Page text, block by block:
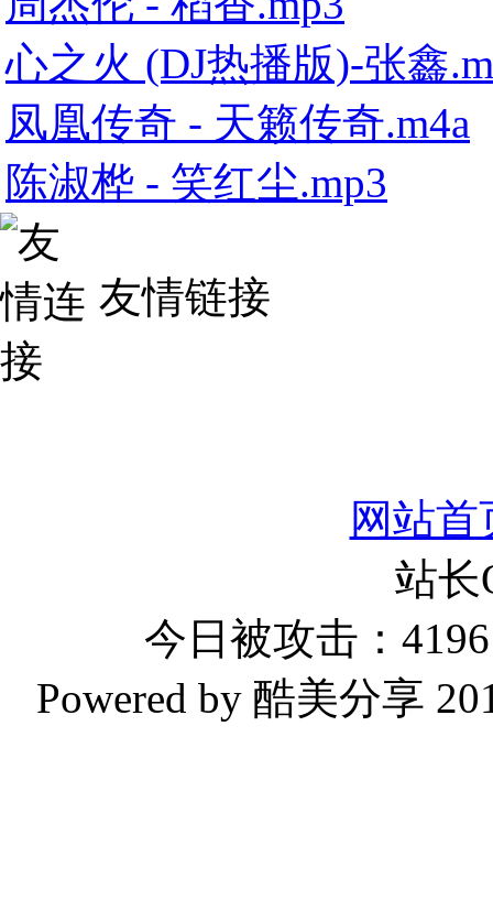
心之火 (DJ热播版)-张鑫
凤凰传奇 - 天籁传奇.m4a
陈淑桦 - 笑红尘.mp3
友情链接
网站首
站
今日被攻击：
Powered by 酷美分享